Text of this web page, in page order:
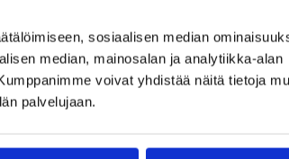
sosiaalisen median
median, mainosalan ja analytiikka-alan
voivat yhdistää näitä tietoja
palvelujaan.